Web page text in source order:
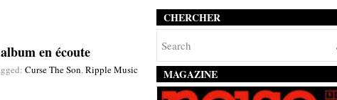
en écoute
Curse The Son,Ripple Music
CHERCHER
MAGAZINE